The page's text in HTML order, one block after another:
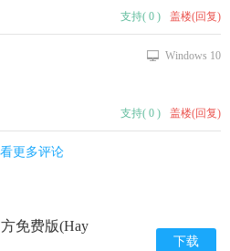
支持( 0 ) 盖楼(回复)
Windows 10
支持( 0 ) 盖楼(回复)
更多评论
免费版(Hay
新版
下载